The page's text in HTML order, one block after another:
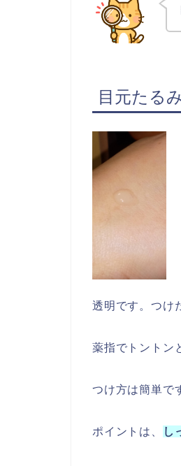
目元たる
透明です。つけ
薬指でトントン
つけ方は簡単で
ポイントは、 し